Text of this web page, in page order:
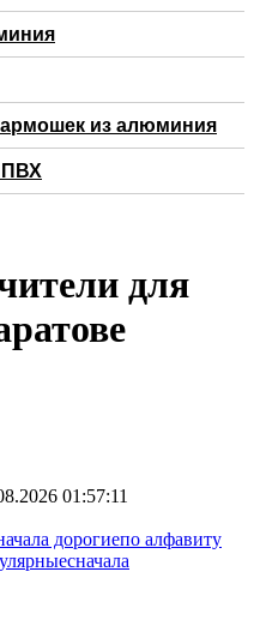
из алюминия
ПВХ
для
01:57:11
дорогиепо алфавиту
cначала